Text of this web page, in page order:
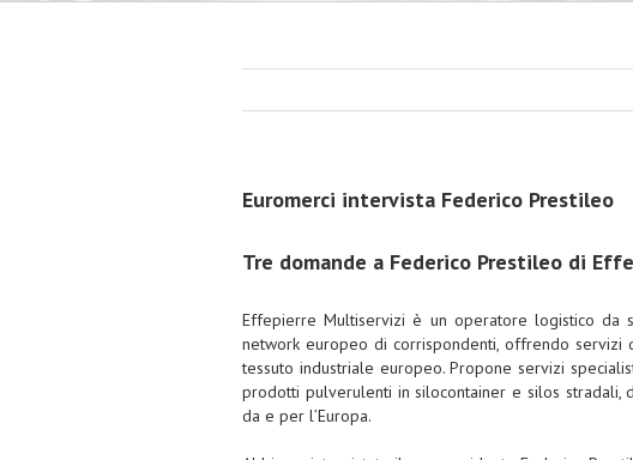
Euromerci intervista Federico Prestileo
Tre domande a Federico Prestileo di
Effepierre Multiservizi è un operatore logistico da
network europeo di corrispondenti, offrendo
tessuto industriale europeo. Propone servizi
prodotti pulverulenti in silocontainer e silos stradali,
da e per l’Europa.